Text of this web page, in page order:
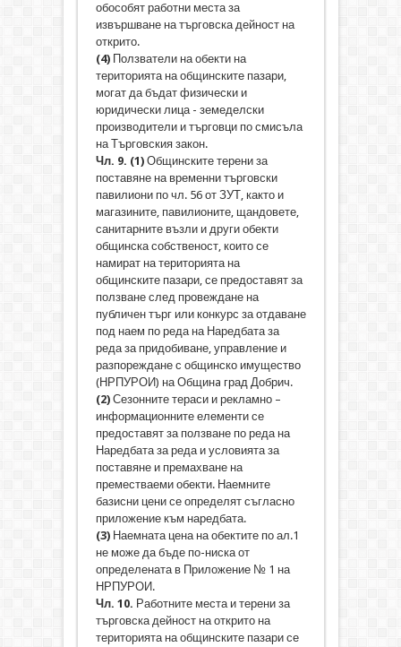
обособят работни места за
извършване на търговска дейност на
открито.
(4) Ползватели на обекти на
територията на общинските пазари,
могат да бъдат физически и
юридически лица - земеделски
производители и търговци по смисъла
на Търговския закон.
Чл. 9. (1) Общинските терени за
поставяне на временни търговски
павилиони по чл. 56 от ЗУТ, както и
магазините, павилионите, щандовете,
санитарните възли и други обекти
общинска собственост, които се
намират на територията на
общинските пазари, се предоставят за
ползване след провеждане на
публичен търг или конкурс за отдаване
под наем по реда на Наредбата за
реда за придобиване, управление и
разпореждане с общинско имущество
(НРПУРОИ) на Общинa град Добрич.
(2)Сезонните тераси и рекламно –
информационните елементи се
предоставят за ползване по реда на
Наредбата за реда и условията за
поставяне и премахване на
преместваеми обекти. Наемните
базисни цени се определят съгласно
приложение към наредбата.
(3) Наемната цена на обектите по ал.1
не може да бъде по-ниска от
определената в Приложение № 1 на
НРПУРОИ.
Чл. 10. Работните места и терени за
търговска дейност на открито на
територията на общинските пазари се